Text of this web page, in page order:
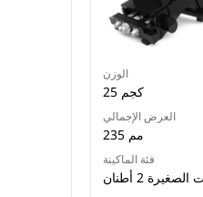
الوزن
25 كجم
العرض الإجمالي
235 مم
فئة الماكينة
2 أطنان